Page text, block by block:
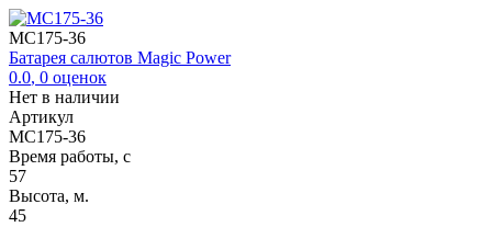
MC175-36
Батарея салютов Magic Power
0.0, 0 оценок
Нет в наличии
Артикул
MC175-36
Время работы, с
57
Высота, м.
45